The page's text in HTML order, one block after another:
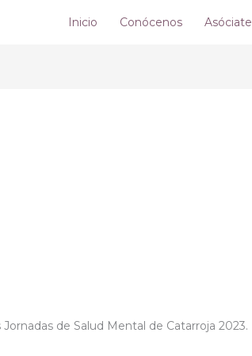
Inicio Conócenos Asóciate
de Salud Mental de Catarroja 2023.